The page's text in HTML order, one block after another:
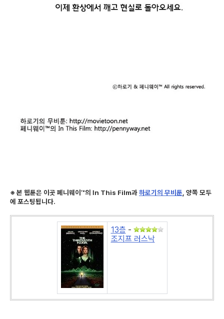
※ 본 웹툰은 이곳 페니웨이™의 In This Film과하로기의 무비툰 , 양쪽 모두
에 포스팅됩니다.
13층 -
조지프 러스낙